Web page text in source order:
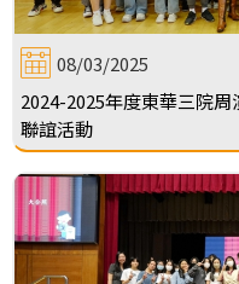
08/03/2025
2024-2025年度東華三院
聯誼活動